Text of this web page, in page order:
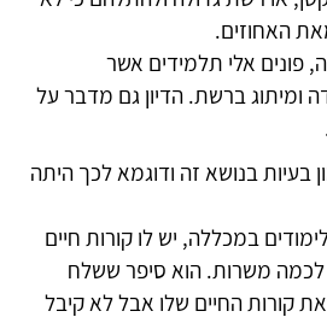
האחוזים.
פונים אלי תלמידים אשר
ומיתוג ברשת. הדיון גם מדבר על
בעיות בנושא זה ודוגמא לכך היתה
במכללה, יש לו קורות חיים
לכמה משרות. הוא סיפר ששלח
מגייסים את קורות החיים שלו אבל לא קיבל